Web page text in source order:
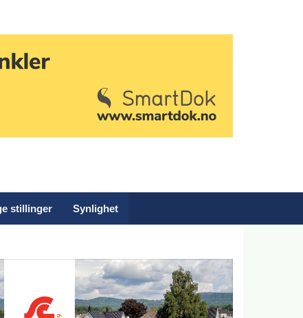
stillinger Synlighet